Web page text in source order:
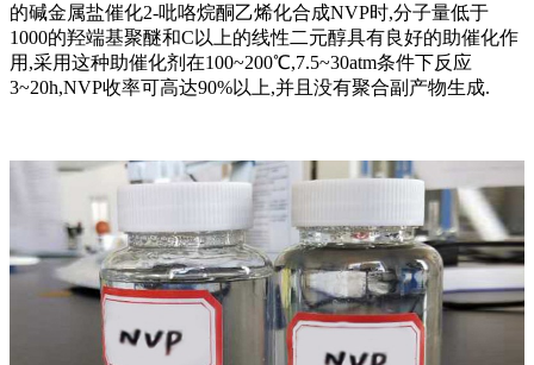
的碱金属盐催化2-吡咯烷酮乙烯化合成NVP时,分子量低于
1000的羟端基聚醚和C以上的线性二元醇具有良好的助催化作
用,采用这种助催化剂在100~200℃,7.5~30atm条件下反应
3~20h,NVP收率可高达90%以上,并且没有聚合副产物生成.